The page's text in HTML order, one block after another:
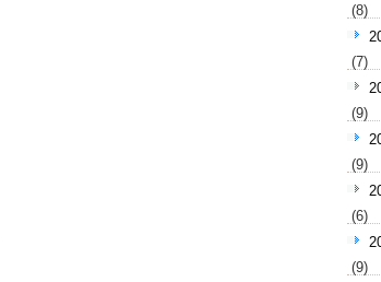
(8)
(7)
(9)
(9)
(6)
(9)